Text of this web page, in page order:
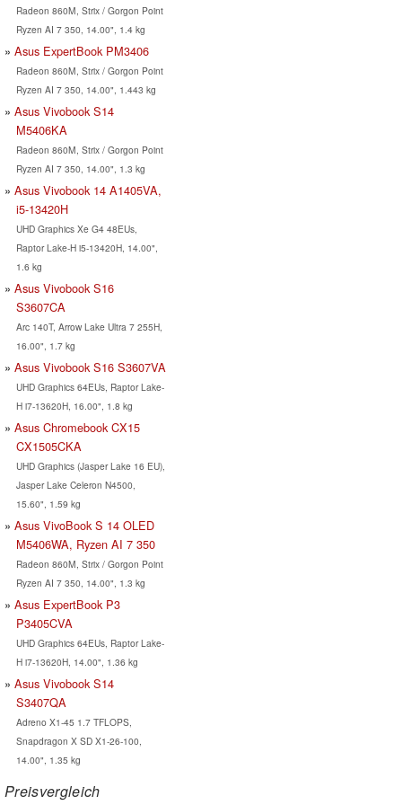
Radeon 860M, Strix / Gorgon Point
Ryzen AI 7 350, 14.00", 1.4 kg
Asus ExpertBook PM3406
Radeon 860M, Strix / Gorgon Point
Ryzen AI 7 350, 14.00", 1.443 kg
Asus Vivobook S14
M5406KA
Radeon 860M, Strix / Gorgon Point
Ryzen AI 7 350, 14.00", 1.3 kg
Asus Vivobook 14 A1405VA,
i5-13420H
UHD Graphics Xe G4 48EUs,
Raptor Lake-H i5-13420H, 14.00",
1.6 kg
Asus Vivobook S16
S3607CA
Arc 140T, Arrow Lake Ultra 7 255H,
16.00", 1.7 kg
Asus Vivobook S16 S3607VA
UHD Graphics 64EUs, Raptor Lake-
H i7-13620H, 16.00", 1.8 kg
Asus Chromebook CX15
CX1505CKA
UHD Graphics (Jasper Lake 16 EU),
Jasper Lake Celeron N4500,
15.60", 1.59 kg
Asus VivoBook S 14 OLED
M5406WA, Ryzen AI 7 350
Radeon 860M, Strix / Gorgon Point
Ryzen AI 7 350, 14.00", 1.3 kg
Asus ExpertBook P3
P3405CVA
UHD Graphics 64EUs, Raptor Lake-
H i7-13620H, 14.00", 1.36 kg
Asus Vivobook S14
S3407QA
Adreno X1-45 1.7 TFLOPS,
Snapdragon X SD X1-26-100,
14.00", 1.35 kg
Preisvergleich